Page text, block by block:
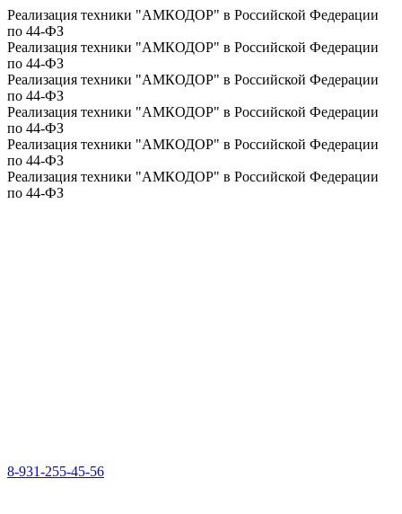
Реализация техники "АМКОДОР" в Российской Федерации
по 44-ФЗ
Реализация техники "АМКОДОР" в Российской Федерации
по 44-ФЗ
Реализация техники "АМКОДОР" в Российской Федерации
по 44-ФЗ
Реализация техники "АМКОДОР" в Российской Федерации
по 44-ФЗ
Реализация техники "АМКОДОР" в Российской Федерации
по 44-ФЗ
Реализация техники "АМКОДОР" в Российской Федерации
по 44-ФЗ
8-931-255-45-56